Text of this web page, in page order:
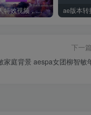
ae真人特效视频，大学生第一次做ppt怎么做
下一
家庭背景 aespa女团柳智敏